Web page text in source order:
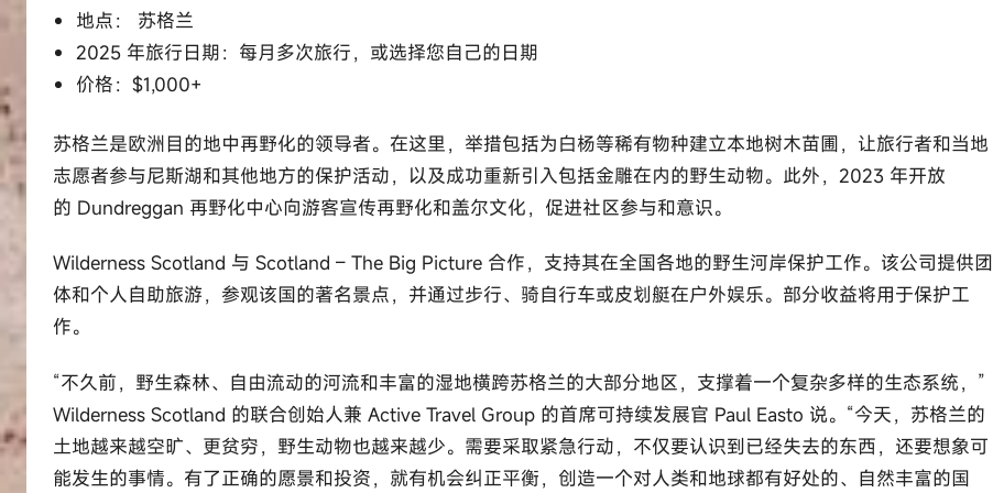
地点： 苏格兰
2025 年旅行日期：每月多次旅行，或选择您自己的日期
价格：$1,000+
苏格兰是欧洲目的地中再野化的领导者。在这里，举措包括为白杨等稀有物种建立本地树木苗圃，让旅行者和当地
志愿者参与尼斯湖和其他地方的保护活动，以及成功重新引入包括金雕在内的野生动物。此外，2023 年开放
的 Dundreggan 再野化中心向游客宣传再野化和盖尔文化，促进社区参与和意识。
Wilderness Scotland 与 Scotland – The Big Picture 合作，支持其在全国各地的野生河岸保护工作。该公司提供团
体和个人自助旅游，参观该国的著名景点，并通过步行、骑自行车或皮划艇在户外娱乐。部分收益将用于保护工
作。
“不久前，野生森林、自由流动的河流和丰富的湿地横跨苏格兰的大部分地区，支撑着一个复杂多样的生态系统，”
Wilderness Scotland 的联合创始人兼 Active Travel Group 的首席可持续发展官 Paul Easto 说。“今天，苏格兰的
土地越来越空旷、更贫穷，野生动物也越来越少。需要采取紧急行动，不仅要认识到已经失去的东西，还要想象可
能发生的事情。有了正确的愿景和投资，就有机会纠正平衡，创造一个对人类和地球都有好处的、自然丰富的国